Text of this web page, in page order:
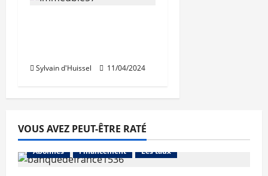
Sylvain d'Huissel 11/04/2024
VOUS AVEZ PEUT-ÊTRE RATÉ
Abonnés Financement Les taux